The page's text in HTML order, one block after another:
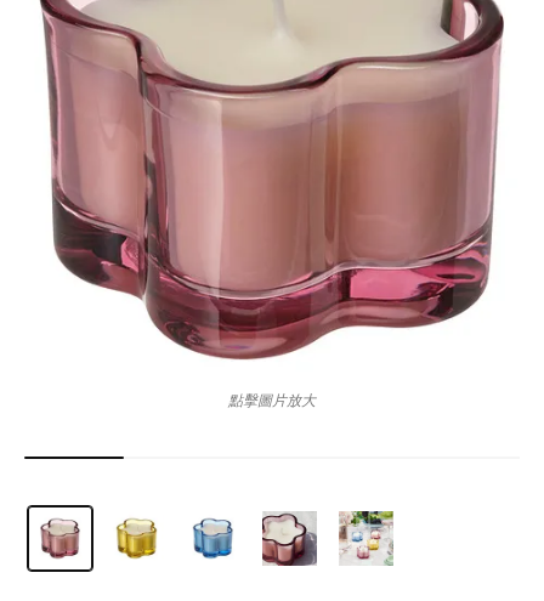
點擊圖片放大